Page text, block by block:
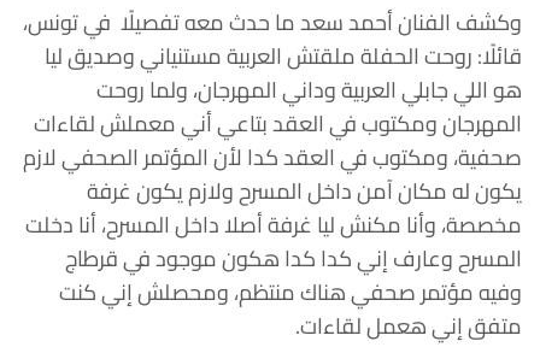
وكشف الفنان أحمد سعد ما حدث معه تفصيلًا في تونس،
قائلًا: روحت الحفلة ملقتش العربية مستنياني وصديق ليا
هو اللي جابلي العربية وداني المهرجان، ولما روحت
المهرجان ومكتوب في العقد بتاعي أني معملش لقاءات
صحفية، ومكتوب في العقد كدا لأن المؤتمر الصحفي لازم
يكون له مكان آمن داخل المسرح ولازم يكون غرفة
مخصصة، وأنا مكنش ليا غرفة أصلا داخل المسرح، أنا دخلت
المسرح وعارف إني كدا كدا هكون موجود في قرطاج
وفيه مؤتمر صحفي هناك منتظم، ومحصلش إني كنت
متفق إني هعمل لقاءات.